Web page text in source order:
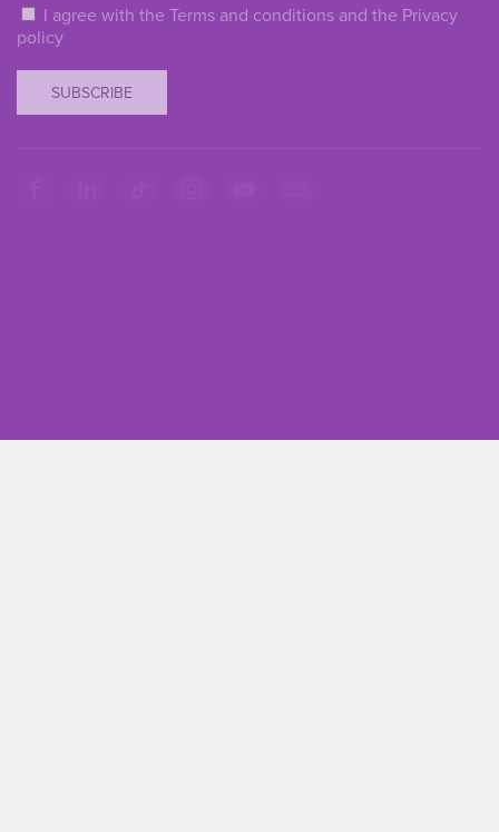
I agree with the Terms and conditions and the Privacy
policy
SUBSCRIBE